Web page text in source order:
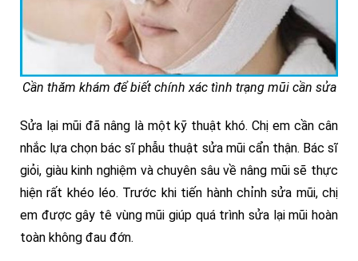
Cần thăm khám để biết chính xác tình trạng mũi cần sửa
Sửa lại mũi đã nâng là một kỹ thuật khó. Chị em cần cân
nhắc lựa chọn bác sĩ phẫu thuật sửa mũi cẩn thận. Bác sĩ
giỏi, giàu kinh nghiệm và chuyên sâu về nâng mũi sẽ thực
hiện rất khéo léo. Trước khi tiến hành chỉnh sửa mũi, chị
em được gây tê vùng mũi giúp quá trình sửa lại mũi hoàn
toàn không đau đớn.